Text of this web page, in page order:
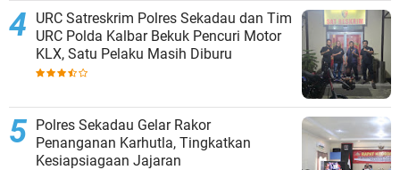
URC Satreskrim Polres Sekadau dan Tim
URC Polda Kalbar Bekuk Pencuri Motor
KLX, Satu Pelaku Masih Diburu
Polres Sekadau Gelar Rakor
Penanganan Karhutla, Tingkatkan
Kesiapsiagaan Jajaran